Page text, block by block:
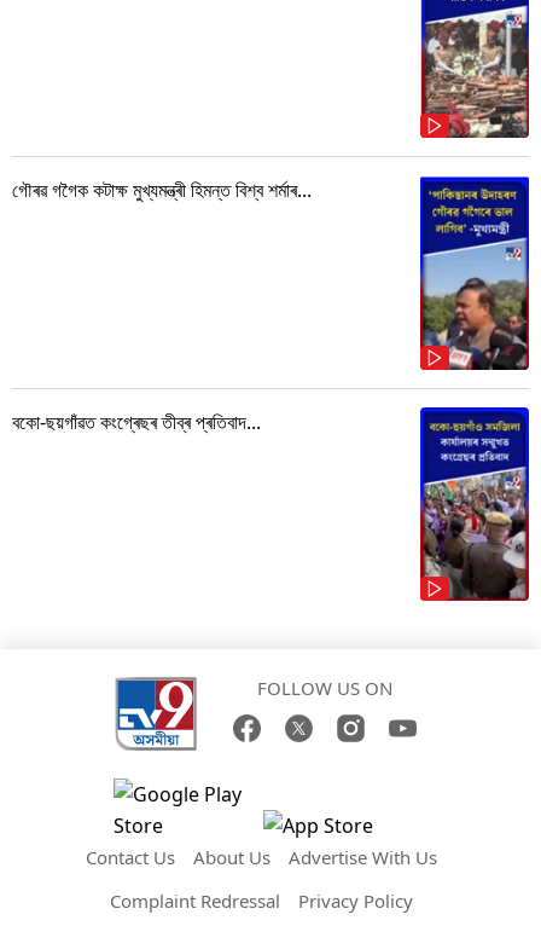
গৌৰৱ গগৈক কটাক্ষ মুখ্যমন্ত্ৰী হিমন্ত বিশ্ব শৰ্মাৰ...
বকো-ছয়গাঁৱত কংগ্ৰেছৰ তীব্ৰ প্ৰতিবাদ...
FOLLOW US ON
Contact Us About Us
Advertise With Us
Complaint Redressal
Privacy Policy